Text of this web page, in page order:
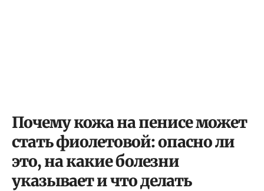
Почему кожа на пенисе может
стать фиолетовой: опасно ли
это, на какие болезни
указывает и что делать